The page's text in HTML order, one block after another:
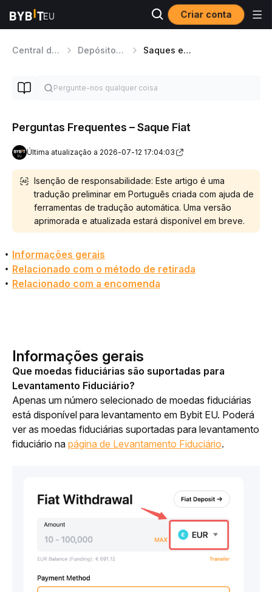
Criar conta
Central de Ajuda Depósito/Saque em Moeda Fiat Saques em moeda fiat
Perguntas Frequentes – Saque Fiat
Última atualização a 2026-07-12 17:04:03
Isenção de responsabilidade: Este artigo é uma
tradução preliminar em Português criada com ajuda de
ferramentas de tradução automática. Uma versão
aprimorada e atualizada estará disponível em breve.
Informações gerais
Relacionado com o método de retirada
Relacionado com a encomenda
Informações gerais
Que moedas fiduciárias são suportadas para
Levantamento Fiduciário?
Apenas um número selecionado de moedas fiduciárias
está disponível para levantamento em Bybit EU. Poderá
ver as moedas fiduciárias suportadas para levantamento
fiduciário na página de Levantamento Fiduciário.